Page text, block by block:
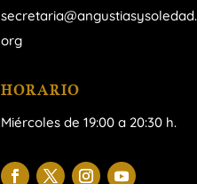
secretaria@angustiasysoledad.
org
HORARIO
Miércoles de 19:00 a 20:30 h.